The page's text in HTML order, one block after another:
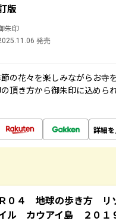
版
朱印
発売
の花々を楽しみながらお寺
頂き方から御朱印に込めら
詳細
Ｒ０４ 地球の歩き方 リ
ル カウアイ島 ２０１